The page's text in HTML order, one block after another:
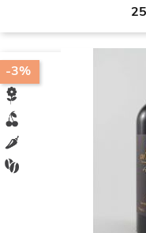
-3%